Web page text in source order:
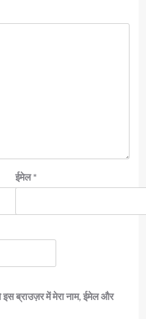
ईमेल*
ब्राउज़र में मेरा नाम, ईमेल और